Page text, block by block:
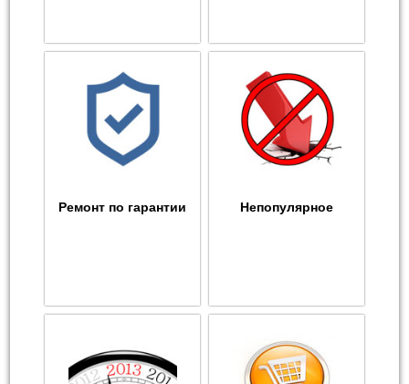
Ремонт по гарантии Непопулярное